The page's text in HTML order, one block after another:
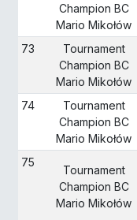
Champion BC
Mario Mikołów
73
Tournament
Champion BC
Mario Mikołów
74
Tournament
Champion BC
Mario Mikołów
75
Tournament
Champion BC
Mario Mikołów